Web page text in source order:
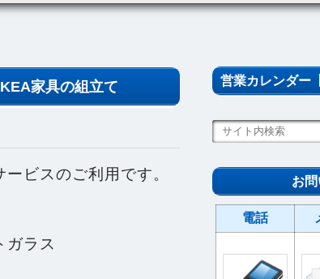
家具の組立て
ビスのご利用です。
ガラス
営業カレンダー
お
電話